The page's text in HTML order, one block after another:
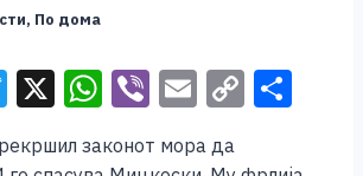
, По дома
T
tt
X W
at
Vi
er
E
ai
C
p ar
законот мора да